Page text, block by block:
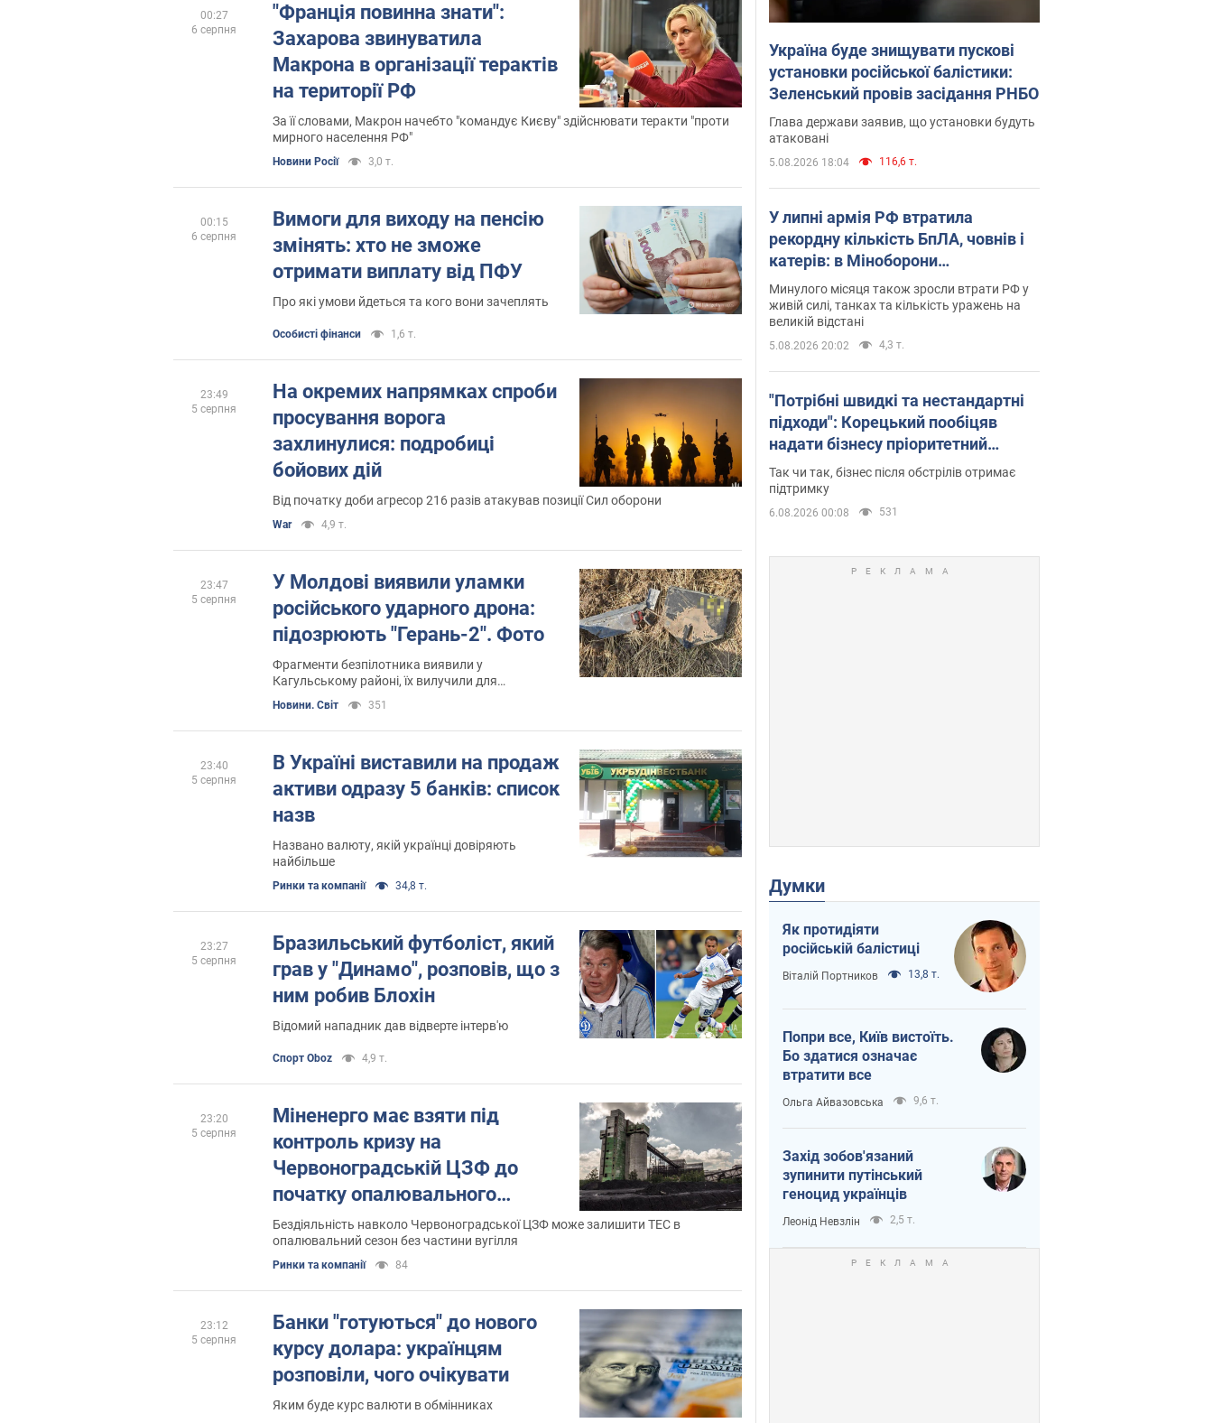
"Франція повинна знати":
Захарова звинуватила
Макрона в організації терактів
на території РФ
За її словами, Макрон начебто "командує Києву" здійснювати теракти "проти
мирного населення РФ"
Новини Росії 3,0 т.
00:27
6 серпня
Вимоги для виходу на пенсію
змінять: хто не зможе
отримати виплату від ПФУ
Про які умови йдеться та кого вони зачеплять
Особисті фінанси 1,6 т.
00:15
6 серпня
На окремих напрямках спроби
просування ворога
захлинулися: подробиці
бойових дій
Від початку доби агресор 216 разів атакував позиції Сил оборони
War 4,9 т.
23:49
5 серпня
У Молдові виявили уламки
російського ударного дрона:
підозрюють "Герань-2". Фото
Фрагменти безпілотника виявили у
Кагульському районі, їх вилучили для
проведення експертиз
Новини. Світ 351
23:47
5 серпня
В Україні виставили на продаж
активи одразу 5 банків: список
назв
Названо валюту, якій українці довіряють
найбільше
Ринки та компанії 34,8 т.
23:40
5 серпня
Бразильський футболіст, який
грав у "Динамо", розповів, що з
ним робив Блохін
Відомий нападник дав відверте інтерв'ю
Спорт Oboz 4,9 т.
23:27
5 серпня
Міненерго має взяти під
контроль кризу на
Червоноградській ЦЗФ до
початку опалювального
сезону, – Омельченко
Бездіяльність навколо Червоноградської ЦЗФ може залишити ТЕС в
опалювальний сезон без частини вугілля
Ринки та компанії 84
23:20
5 серпня
Банки "готуються" до нового
курсу долара: українцям
розповіли, чого очікувати
Яким буде курс валюти в обмінниках
23:12
5 серпня
Україна буде знищувати пускові
установки російської балістики:
Зеленський провів засідання РНБО
Глава держави заявив, що установки будуть
атаковані
5.08.2026 18:04 116,6 т.
У липні армія РФ втратила
рекордну кількість БпЛА, човнів і
катерів: в Міноборони
оприлюднили статистику
Минулого місяця також зросли втрати РФ у
живій силі, танках та кількість уражень на
великій відстані
5.08.2026 20:02 4,3 т.
"Потрібні швидкі та нестандартні
підходи": Корецький пообіцяв
надати бізнесу пріоритетний
доступ до наявних складських
приміщень
Так чи так, бізнес після обстрілів отримає
підтримку
6.08.2026 00:08 531
Думки
Як протидіяти
російській балістиці
Віталій Портников 13,8 т.
Попри все, Київ вистоїть.
Бо здатися означає
втратити все
Ольга Айвазовська 9,6 т.
Захід зобов'язаний
зупинити путінський
геноцид українців
Леонід Невзлін 2,5 т.